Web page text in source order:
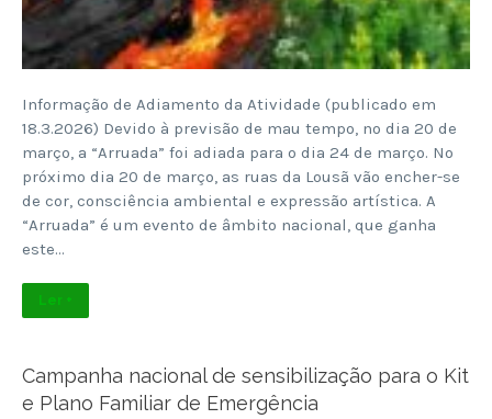
Informação de Adiamento da Atividade (publicado em
18.3.2026) Devido à previsão de mau tempo, no dia 20 de
março, a “Arruada” foi adiada para o dia 24 de março. No
próximo dia 20 de março, as ruas da Lousã vão encher-se
de cor, consciência ambiental e expressão artística. A
“Arruada” é um evento de âmbito nacional, que ganha
este…
Ler +
Campanha nacional de sensibilização para o Kit
e Plano Familiar de Emergência